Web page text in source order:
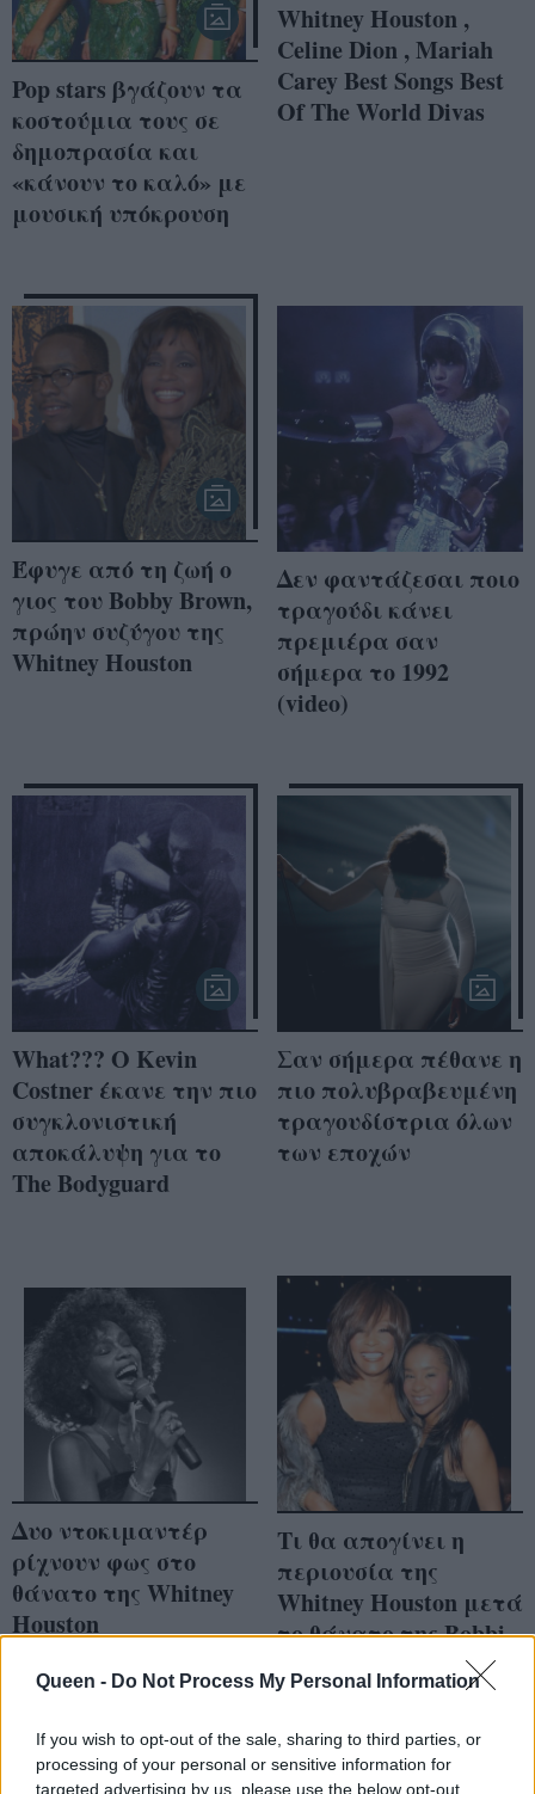
Queen - Do Not Process My Personal Information
If you wish to opt-out of the sale, sharing to third parties, or
processing of your personal or sensitive information for
targeted advertising by us, please use the below opt-out
Pop stars βγάζουν τα
κοστούμια τους σε
δημοπρασία και
«κάνουν το καλό» με
μουσική υπόκρουση
Whitney Houston ,
Celine Dion , Mariah
Carey Best Songs Best
Of The World Divas
Έφυγε από τη ζωή ο
γιος του Bobby Brown,
πρώην συζύγου της
Whitney Houston
Δεν φαντάζεσαι ποιο
τραγούδι κάνει
πρεμιέρα σαν
σήμερα το 1992
(video)
What??? Ο Κevin
Costner έκανε την πιο
συγκλονιστική
αποκάλυψη για το
The Bodyguard
Σαν σήμερα πέθανε η
πιο πολυβραβευμένη
τραγουδίστρια όλων
των εποχών
Δυο ντοκιμαντέρ
ρίχνουν φως στο
θάνατο της Whitney
Houston
Τι θα απογίνει η
περιουσία της
Whitney Houston μετά
το θάνατο της Bobbi